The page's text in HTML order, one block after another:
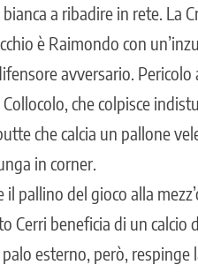
a ribadire in rete. La
è Raimondo con
avversario.
che colpisce
che calcia un pallone
in corner.
il pallino del gioco alla
Cerri beneficia di un
esterno, però, respinge